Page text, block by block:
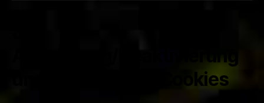
Aktivierung/Deaktivierung
und Löschen von Cookies